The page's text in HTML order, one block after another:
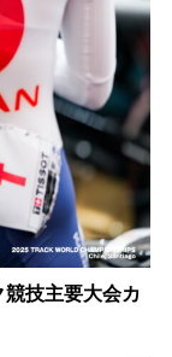
競技主要大会カ